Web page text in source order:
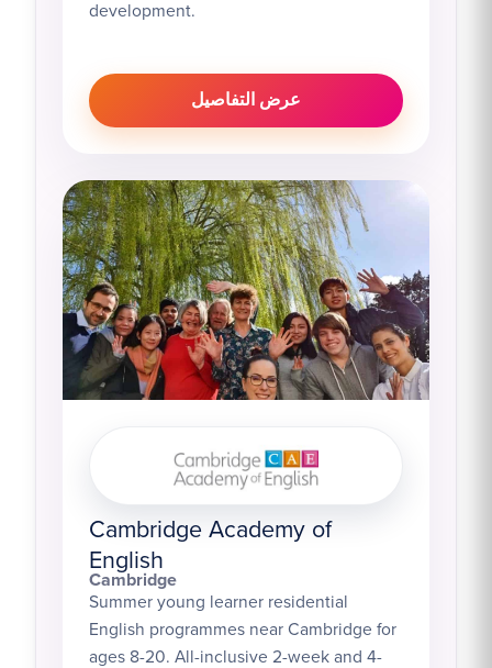
development.
عرض التفاصيل
Cambridge Academy of
English
Cambridge
Summer young learner residential
English programmes near Cambridge for
ages 8-20. All-inclusive 2-week and 4-